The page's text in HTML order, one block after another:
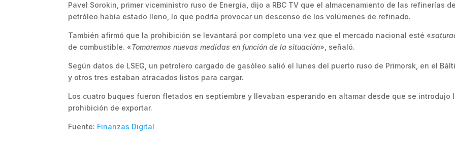
Pavel Sorokin, primer viceministro ruso de Energía, dijo a RBC TV que el almacenamiento de las refinerías de
petróleo había estado lleno, lo que podría provocar un descenso de los volúmenes de refinado.
También afirmó que la prohibición se levantará por completo una vez que el mercado nacional esté «
de combustible. «Tomaremos nuevas medidas en función de la situación», señaló.
Según datos de LSEG, un petrolero cargado de gasóleo salió el lunes del puerto ruso de Primorsk, en el
y otros tres estaban atracados listos para cargar.
Los cuatro buques fueron fletados en septiembre y llevaban esperando en altamar desde que se introdujo
prohibición de exportar.
Fuente: Finanzas Digital